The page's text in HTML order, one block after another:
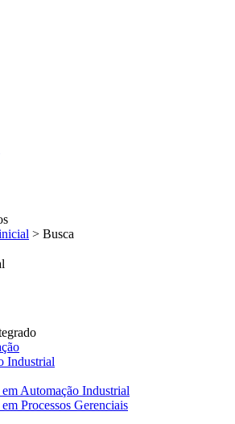
> Busca
Industrial
Automação Industrial
Processos Gerenciais